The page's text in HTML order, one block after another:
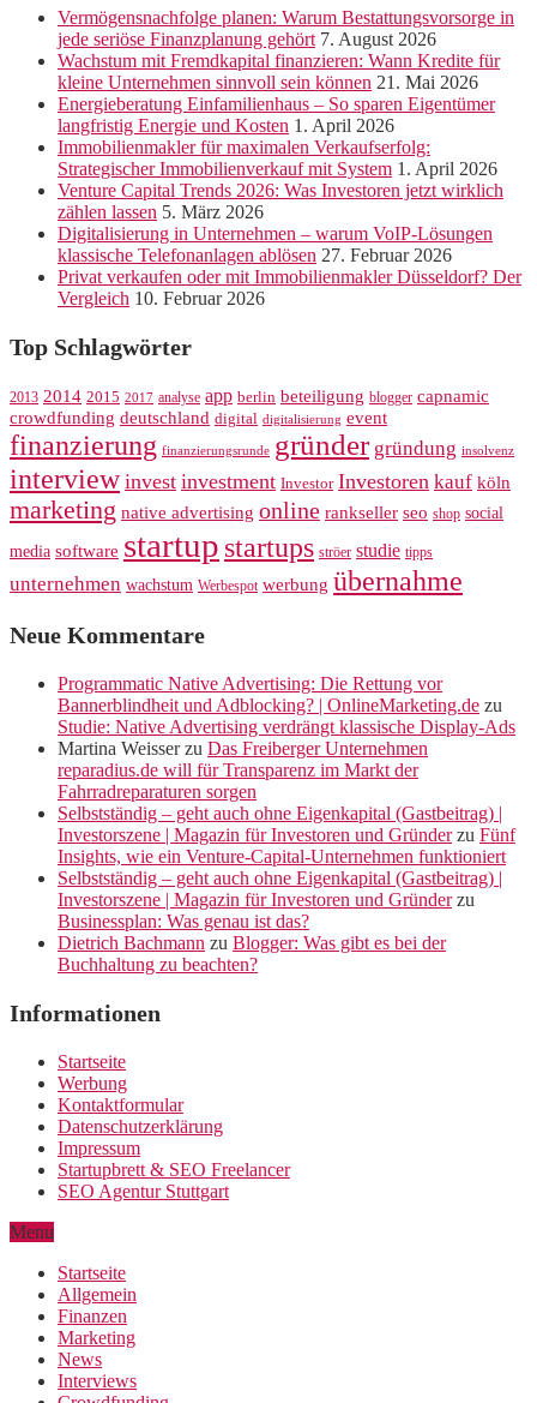
Vermögensnachfolge planen: Warum Bestattungsvorsorge in
jede seriöse Finanzplanung gehört 7. August 2026
Wachstum mit Fremdkapital finanzieren: Wann Kredite für
kleine Unternehmen sinnvoll sein können 21. Mai 2026
Energieberatung Einfamilienhaus – So sparen Eigentümer
langfristig Energie und Kosten 1. April 2026
Immobilienmakler für maximalen Verkaufserfolg:
Strategischer Immobilienverkauf mit System 1. April 2026
Venture Capital Trends 2026: Was Investoren jetzt wirklich
zählen lassen 5. März 2026
Digitalisierung in Unternehmen – warum VoIP-Lösungen
klassische Telefonanlagen ablösen 27. Februar 2026
Privat verkaufen oder mit Immobilienmakler Düsseldorf? Der
Vergleich 10. Februar 2026
Top Schlagwörter
2013 2014 2015 2017 analyse app berlin beteiligung blogger capnamic
crowdfunding deutschland digital digitalisierung event
finanzierung finanzierungsrunde gründer gründung insolvenz
interview invest investment Investor Investoren kauf köln
marketing native advertising online rankseller seo shop social
media software startup startups ströer studie tipps
unternehmen wachstum Werbespot werbung übernahme
Neue Kommentare
Programmatic Native Advertising: Die Rettung vor
Bannerblindheit und Adblocking? | OnlineMarketing.de zu
Studie: Native Advertising verdrängt klassische Display-Ads
Martina Weisserzu Das Freiberger Unternehmen
reparadius.de will für Transparenz im Markt der
Fahrradreparaturen sorgen
Selbstständig – geht auch ohne Eigenkapital (Gastbeitrag) |
Investorszene | Magazin für Investoren und Gründerzu Fünf
Insights, wie ein Venture-Capital-Unternehmen funktioniert
Selbstständig – geht auch ohne Eigenkapital (Gastbeitrag) |
Investorszene | Magazin für Investoren und Gründerzu
Businessplan: Was genau ist das?
Dietrich Bachmann zu Blogger: Was gibt es bei der
Buchhaltung zu beachten?
Informationen
Startseite
Werbung
Kontaktformular
Datenschutzerklärung
Impressum
Startupbrett & SEO Freelancer
SEO Agentur Stuttgart
Menu
Startseite
Allgemein
Finanzen
Marketing
News
Interviews